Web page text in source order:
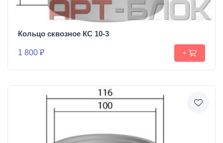
Кольцо сквозное КС 10-3
1 800 ₽ +